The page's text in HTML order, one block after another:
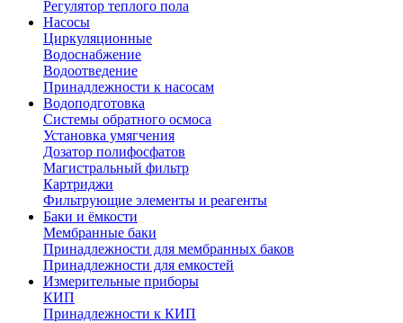
Регулятор теплого пола
Насосы
Циркуляционные
Водоснабжение
Водоотведение
Принадлежности к насосам
Водоподготовка
Системы обратного осмоса
Установка умягчения
Дозатор полифосфатов
Магистральный фильтр
Картриджи
Фильтрующие элементы и реагенты
Баки и ёмкости
Мембранные баки
Принадлежности для мембранных баков
Принадлежности для емкостей
Измерительные приборы
КИП
Принадлежности к КИП